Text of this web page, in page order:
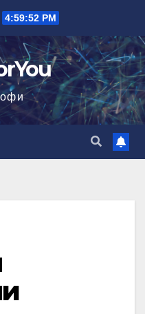
4:59:53 PM